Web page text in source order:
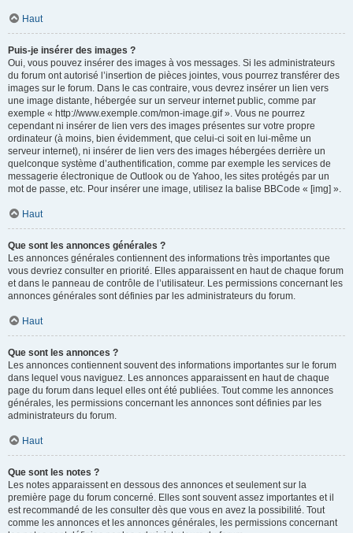
Haut
Puis-je insérer des images ?
Oui, vous pouvez insérer des images à vos messages. Si les administrateurs
du forum ont autorisé l’insertion de pièces jointes, vous pourrez transférer des
images sur le forum. Dans le cas contraire, vous devrez insérer un lien vers
une image distante, hébergée sur un serveur internet public, comme par
exemple « http://www.exemple.com/mon-image.gif ». Vous ne pourrez
cependant ni insérer de lien vers des images présentes sur votre propre
ordinateur (à moins, bien évidemment, que celui-ci soit en lui-même un
serveur internet), ni insérer de lien vers des images hébergées derrière un
quelconque système d’authentification, comme par exemple les services de
messagerie électronique de Outlook ou de Yahoo, les sites protégés par un
mot de passe, etc. Pour insérer une image, utilisez la balise BBCode « [img] ».
Haut
Que sont les annonces générales ?
Les annonces générales contiennent des informations très importantes que
vous devriez consulter en priorité. Elles apparaissent en haut de chaque forum
et dans le panneau de contrôle de l’utilisateur. Les permissions concernant les
annonces générales sont définies par les administrateurs du forum.
Haut
Que sont les annonces ?
Les annonces contiennent souvent des informations importantes sur le forum
dans lequel vous naviguez. Les annonces apparaissent en haut de chaque
page du forum dans lequel elles ont été publiées. Tout comme les annonces
générales, les permissions concernant les annonces sont définies par les
administrateurs du forum.
Haut
Que sont les notes ?
Les notes apparaissent en dessous des annonces et seulement sur la
première page du forum concerné. Elles sont souvent assez importantes et il
est recommandé de les consulter dès que vous en avez la possibilité. Tout
comme les annonces et les annonces générales, les permissions concernant